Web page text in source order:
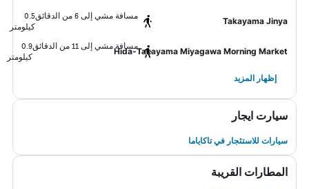
Takayama Jinya
مسافة مشي إلى 6 من الدقائق
0.5
كيلومتر
Hida-Takayama Miyagawa Morning Market
مسافة مشي إلى 11 من الدقائق
0.9
كيلومتر
إظهار المزيد
سيارت ايجار
سيارات للاستئجار في تاكاياما
المطارات القريبة